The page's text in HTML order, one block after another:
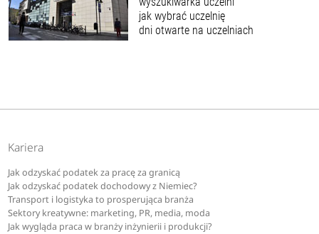
jak wybrać uczelnię
dni otwarte na uczelniach
Kariera
Jak odzyskać podatek za pracę za granicą
Jak odzyskać podatek dochodowy z Niemiec?
Transport i logistyka to prosperująca branża
Sektory kreatywne: marketing, PR, media, moda
Jak wygląda praca w branży inżynierii i produkcji?